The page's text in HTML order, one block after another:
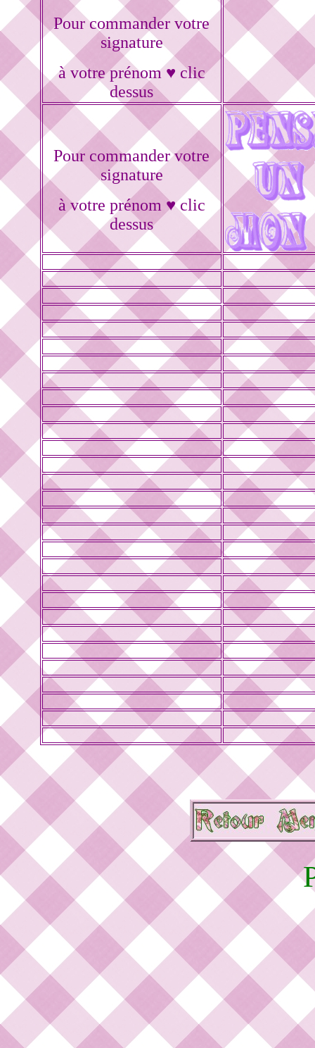
Pour commander votre
signature
à votre prénom ♥ clic
dessus
Pour commander votre
signature
à votre prénom ♥ clic
dessus